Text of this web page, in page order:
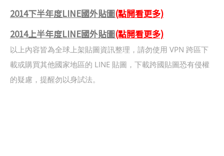
2014下半年度LINE國外貼圖(點開看更多)
2014上半年度LINE國外貼圖(點開看更多)
以上內容皆為全球上架貼圖資訊整理，請勿使用 VPN 跨區下
載或購買其他國家地區的 LINE 貼圖，下載跨國貼圖恐有侵權
的疑慮，提醒勿以身試法。